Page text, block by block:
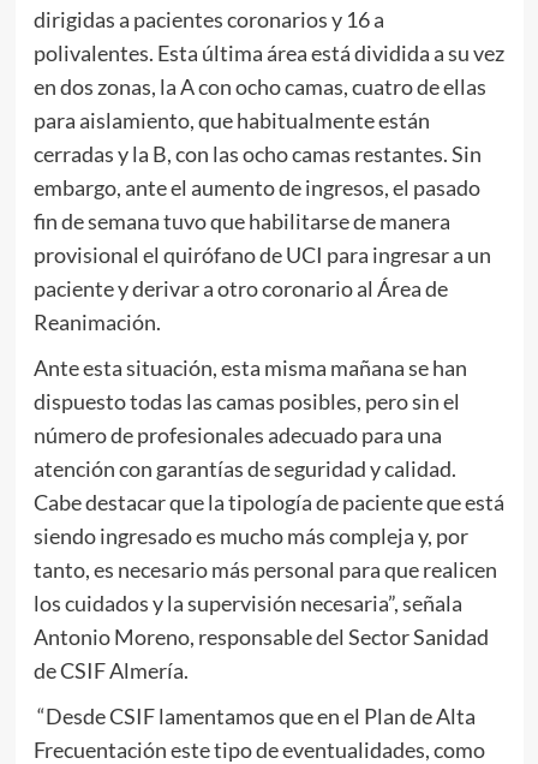
dirigidas a pacientes coronarios y 16 a
polivalentes. Esta última área está dividida a su vez
en dos zonas, la A con ocho camas, cuatro de ellas
para aislamiento, que habitualmente están
cerradas y la B, con las ocho camas restantes. Sin
embargo, ante el aumento de ingresos, el pasado
fin de semana tuvo que habilitarse de manera
provisional el quirófano de UCI para ingresar a un
paciente y derivar a otro coronario al Área de
Reanimación.
Ante esta situación, esta misma mañana se han
dispuesto todas las camas posibles, pero sin el
número de profesionales adecuado para una
atención con garantías de seguridad y calidad.
Cabe destacar que la tipología de paciente que está
siendo ingresado es mucho más compleja y, por
tanto, es necesario más personal para que realicen
los cuidados y la supervisión necesaria”, señala
Antonio Moreno, responsable del Sector Sanidad
de CSIF Almería.
“Desde CSIF lamentamos que en el Plan de Alta
Frecuentación este tipo de eventualidades, como